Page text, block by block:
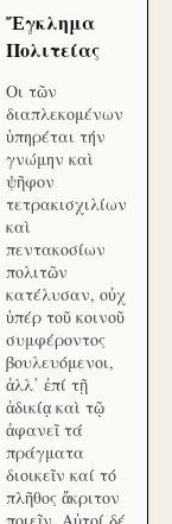
Ἔγκλημα
Πολιτείας
Οι τῶν
διαπλεκομένων
ὑπηρέται τήν
γνώμην καὶ
ψῆφον
τετρακισχιλίων
καὶ
πεντακοσίων
πολιτῶν
κατέλυσαν, οὐχ
ὑπέρ τοῦ κοινοῦ
συμφέροντος
βουλευόμενοι,
ἀλλ᾽ ἐπί τῇ
ἀδικίᾳ καὶ τῷ
ἀφανεῖ τά
πράγματα
διοικεῖν καί τό
πλῆθος ἄκριτον